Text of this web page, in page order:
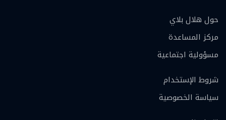
حول هلال بلاي
مركز المساعدة
مسؤولية اجتماعية
شروط الإستخدام
سياسة الخصوصية